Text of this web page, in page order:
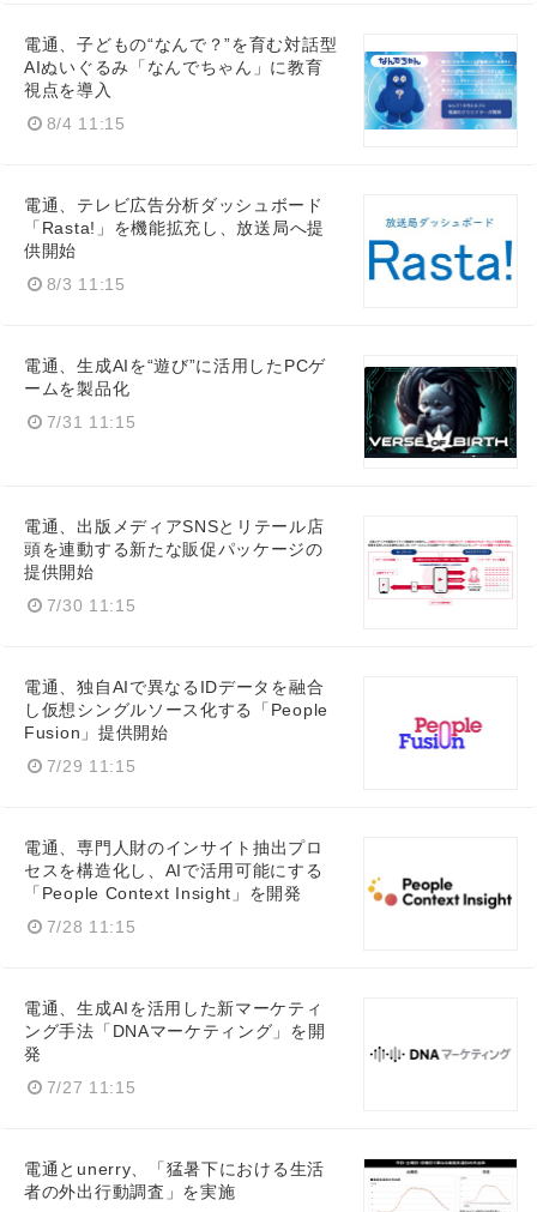
電通、子どもの“なんで？”を育む対話型
AIぬいぐるみ「なんでちゃん」に教育
視点を導入
8/4 11:15
電通、テレビ広告分析ダッシュボード
「Rasta!」を機能拡充し、放送局へ提
供開始
8/3 11:15
電通、生成AIを“遊び”に活用したPCゲ
ームを製品化
7/31 11:15
電通、出版メディアSNSとリテール店
頭を連動する新たな販促パッケージの
提供開始
7/30 11:15
電通、独自AIで異なるIDデータを融合
し仮想シングルソース化する「People
Fusion」提供開始
7/29 11:15
電通、専門人財のインサイト抽出プロ
セスを構造化し、AIで活用可能にする
「People Context Insight」を開発
7/28 11:15
電通、生成AIを活用した新マーケティ
ング手法「DNAマーケティング」を開
発
7/27 11:15
電通とunerry、「猛暑下における生活
者の外出行動調査」を実施